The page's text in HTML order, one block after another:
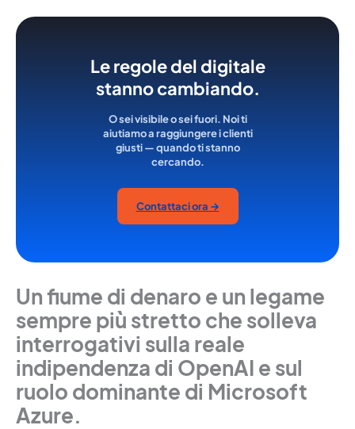
Le regole del digitale
stanno cambiando.
O sei visibile o sei fuori. Noi ti
aiutiamo a raggiungere i clienti
giusti — quando ti stanno
cercando.
Contattaci ora →
Un fiume di denaro e un legame
sempre più stretto che solleva
interrogativi sulla reale
indipendenza di OpenAI e sul
ruolo dominante di Microsoft
Azure.